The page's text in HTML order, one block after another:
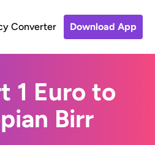
Converter Download App
1 Euro to
Birr